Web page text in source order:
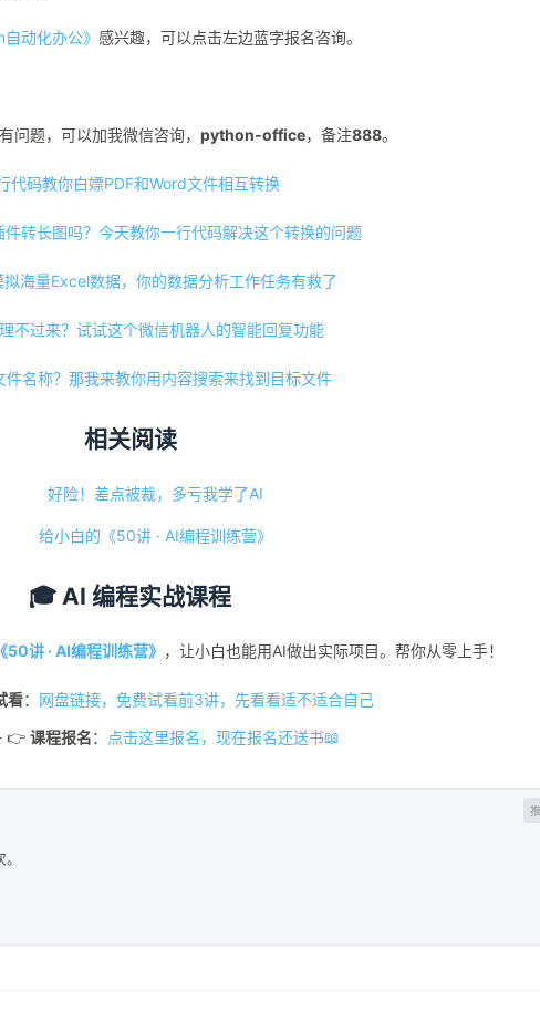
动化办公》 感兴趣，可以点击左边蓝字报名咨询。
问题，可以加我微信咨询， python-office，备注888。
代码教你白嫖PDF和Word文件相互转换
件转长图吗？今天教你一行代码解决这个转换的问题
海量Excel数据，你的数据分析工作任务有救了
不过来？试试这个微信机器人的智能回复功能
件名称？那我来教你用内容搜索来找到目标文件
相关阅读
好险！差点被裁，多亏我学了AI
给小白的《50讲 · AI编程训练营》
🎓 AI 编程实战课程
《50讲 · AI编程训练营》 ，让小白也能用AI做出实际项目。帮你从零上手！
看： 网盘链接，免费试看前3讲，先看看适不适合自己
👉 课程报名： 点击这里报名，现在报名还送书📖